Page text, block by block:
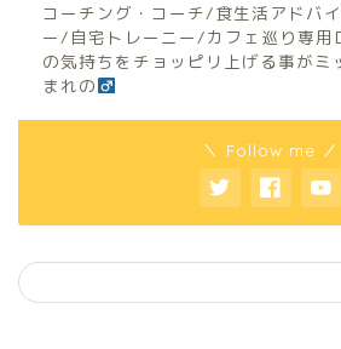
コーチング・コーチ/食生活アドバ
ー/自宅トレーニー/カフェ巡り専用
の気持ちをチョッピリ上げる事がミ
まれの
＼ Follow me ／